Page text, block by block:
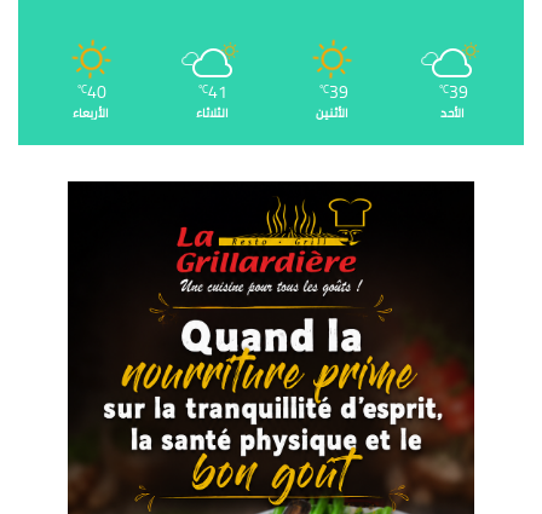
39
℃
الأحد
39
℃
الأثنين
41
℃
الثلاثاء
40
℃
الأربعاء